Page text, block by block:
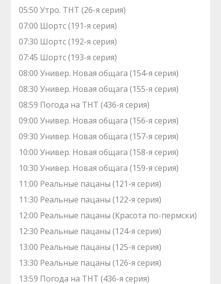
05:50 Утро. ТНТ (26-я серия)
07:00 Шортс (191-я серия)
07:30 Шортс (192-я серия)
07:45 Шортс (193-я серия)
08:00 Универ. Новая общага (154-я серия)
08:30 Универ. Новая общага (155-я серия)
08:59 Погода на ТНТ (436-я серия)
09:00 Универ. Новая общага (156-я серия)
09:30 Универ. Новая общага (157-я серия)
10:00 Универ. Новая общага (158-я серия)
10:30 Универ. Новая общага (159-я серия)
11:00 Реальные пацаны (121-я серия)
11:30 Реальные пацаны (122-я серия)
12:00 Реальные пацаны (Красота по-пермски)
12:30 Реальные пацаны (124-я серия)
13:00 Реальные пацаны (125-я серия)
13:30 Реальные пацаны (126-я серия)
13:59 Погода на ТНТ (436-я серия)